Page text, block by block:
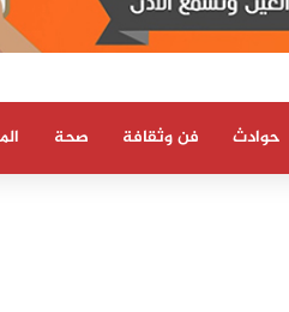
حوادث فن وثقافة صحة